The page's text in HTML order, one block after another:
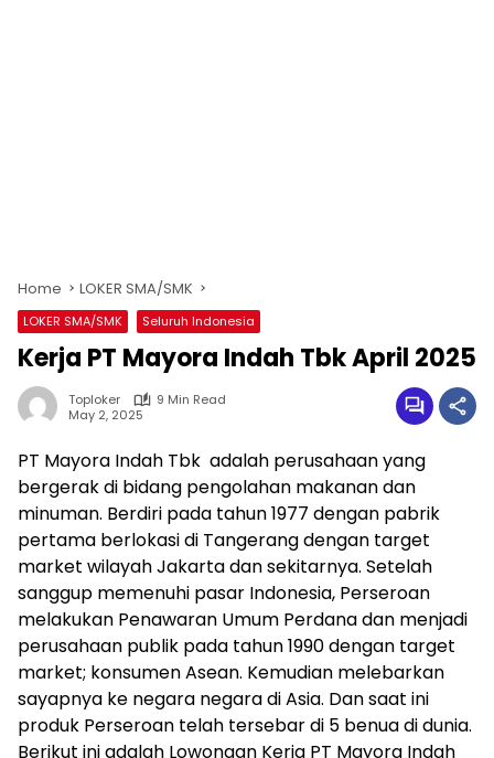
Home LOKER SMA/SMK
LOKER SMA/SMK Seluruh Indonesia
Kerja PT Mayora Indah Tbk April 2025
Toploker
9 Min Read
May 2, 2025
PT Mayora Indah Tbk adalah perusahaan yang
bergerak di bidang pengolahan makanan dan
minuman. Berdiri pada tahun 1977 dengan pabrik
pertama berlokasi di Tangerang dengan target
market wilayah Jakarta dan sekitarnya. Setelah
sanggup memenuhi pasar Indonesia, Perseroan
melakukan Penawaran Umum Perdana dan menjadi
perusahaan publik pada tahun 1990 dengan target
market; konsumen Asean. Kemudian melebarkan
sayapnya ke negara negara di Asia. Dan saat ini
produk Perseroan telah tersebar di 5 benua di dunia.
Berikut ini adalah Lowongan Kerja PT Mayora Indah